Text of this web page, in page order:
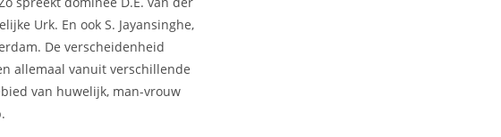
Urk. En ook S. Jayansinghe,
De verscheidenheid
allemaal vanuit verschillende
van huwelijk, man-vrouw